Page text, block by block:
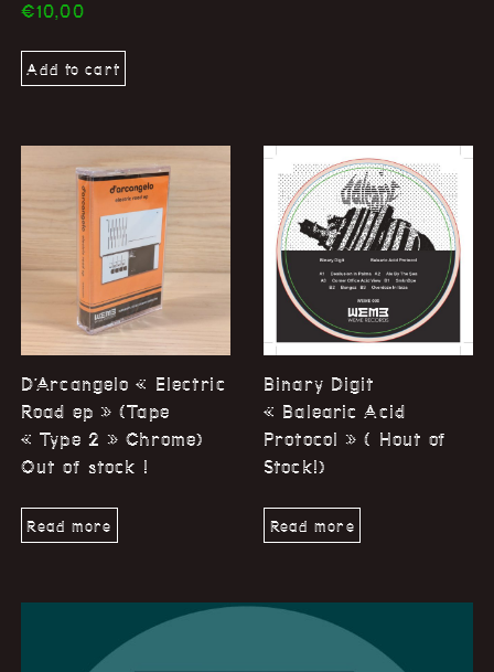
€10,00
Add to cart
D’Arcangelo « Electric
Road ep » (Tape
« Type 2 » Chrome)
Out of stock !
Read more
Binary Digit
« Balearic Acid
Protocol » ( Hout of
Stock!)
Read more